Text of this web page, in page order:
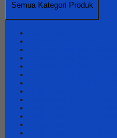
Semua Kategori Produk